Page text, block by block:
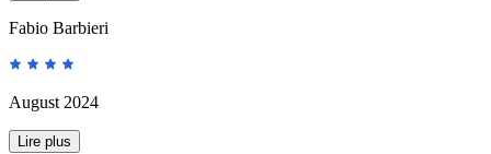
Fabio Barbieri
August 2024
Lire plus